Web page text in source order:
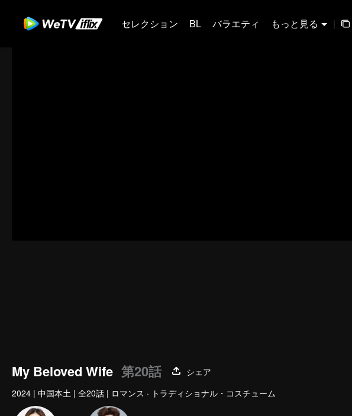
セレクション BL バラエティ もっと見る |
My Beloved Wife 第20話
シェア
2024 | 中国本土 | 全20話 | ロマンス · トラディショナル・コスチューム